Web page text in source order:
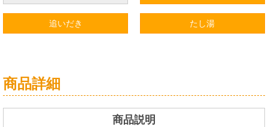
追いだき たし湯
商品詳細
商品説明